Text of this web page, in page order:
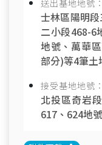
送出基地地號：
士林區陽明
二小段468-6
地號、萬華
部分)等4筆土
接受基地地號：
北投區奇岩
617、624地